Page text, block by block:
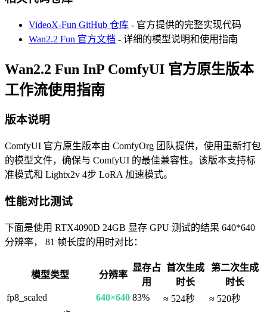
VideoX-Fun GitHub 仓库 - 官方提供的完整实现代码
Wan2.2 Fun 官方文档 - 详细的模型说明和使用指南
Wan2.2 Fun InP ComfyUI 官方原生版本
工作流使用指南
版本说明
ComfyUI 官方原生版本由 ComfyOrg 团队提供，使用重新打包
的模型文件，确保与 ComfyUI 的最佳兼容性。该版本支持标
准模式和 Lightx2v 4步 LoRA 加速模式。
性能对比测试
下面是使用 RTX4090D 24GB 显存 GPU 测试的结果 640*640
分辨率， 81 帧长度的用时对比：
模型类型 分辨率
显存占
用
首次生成
时长
第二次生成
时长
fp8_scaled
640×640 83% ≈ 524秒
≈ 520秒